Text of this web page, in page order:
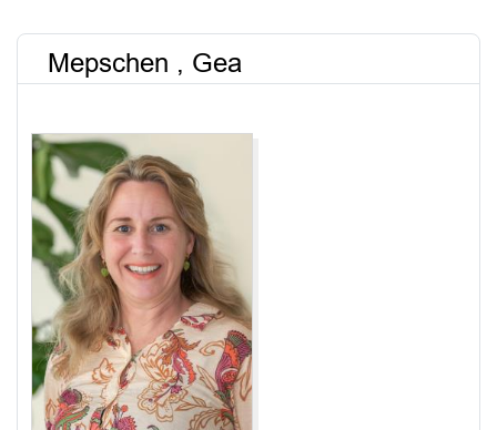
Mepschen , Gea